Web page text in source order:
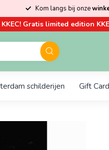
Kom langs bij onze
Gratis limited edition
schilderijen Gift